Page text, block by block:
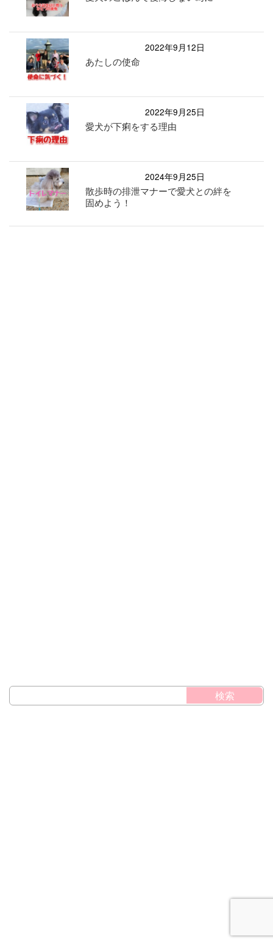
2022年9月12日
あたしの使命
2022年9月25日
愛犬が下痢をする理由
2024年9月25日
散歩時の排泄マナーで愛犬との絆を
固めよう！